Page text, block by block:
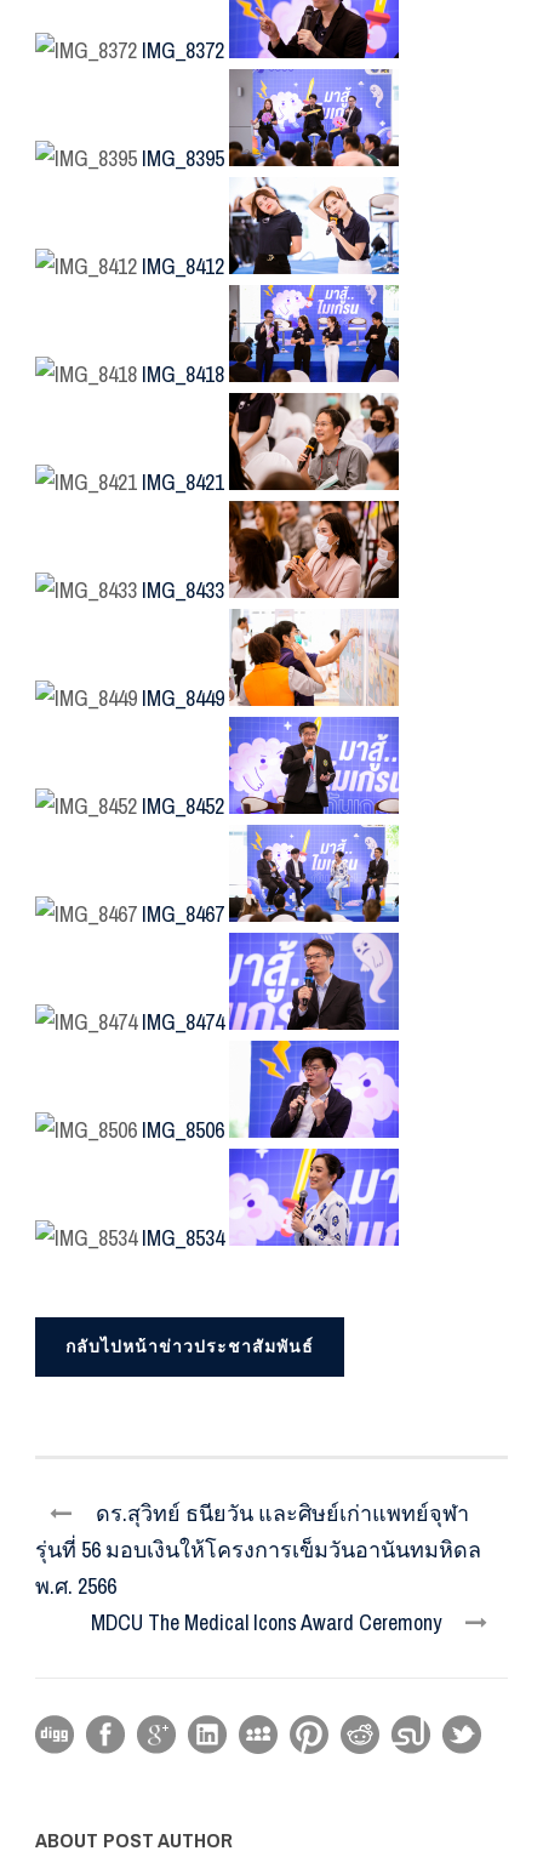
IMG_8372
IMG_8395
IMG_8412
IMG_8418
IMG_8421
IMG_8433
IMG_8449
IMG_8452
IMG_8467
IMG_8474
IMG_8506
IMG_8534
กลับไปหน้าข่าวประชาสัมพันธ์
ดร.สุวิทย์ ธนียวัน และศิษย์เก่าแพทย์จุฬา
รุ่นที่ 56 มอบเงินให้โครงการเข็มวันอานันทมหิดล
พ.ศ. 2566
MDCU The Medical Icons Award Ceremony
ABOUT POST AUTHOR